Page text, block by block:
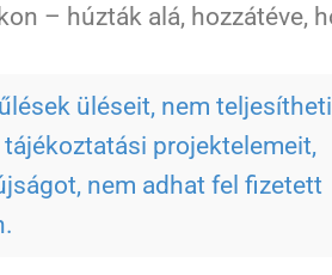
– húzták alá, hozzátéve,
üléseit, nem
projektelemeit,
nem adhat fel fizetett